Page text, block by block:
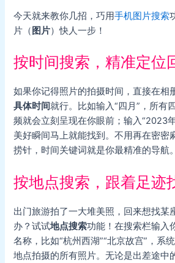
今天就来教你几招，巧用手机图片搜索
片（ 图片）快人一步！
按时间搜索，精准定位
如果你记得照片的拍摄时间，直接在相
具体时间就行。比如输入“四月”，所有
频就会立刻呈现在你眼前；输入“2023
美好瞬间马上就能找到。不用再在密密
捞针，时间关键词就是你最精准的导航。
按地点搜索，跟着足迹
出门旅游拍了一大堆美照，回来想找某
办？试试地点搜索功能！在搜索栏输入
名称，比如“杭州西湖”“北京故宫”，系
地点拍摄的所有照片。无论是出差途中